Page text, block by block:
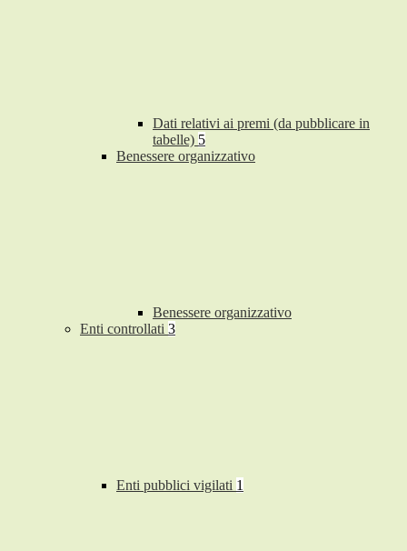
Dati relativi ai premi (da pubblicare in
tabelle) 5
Benessere organizzativo
Benessere organizzativo
Enti controllati 3
Enti pubblici vigilati 1